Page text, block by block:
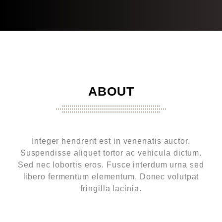
ABOUT
Integer hendrerit est in venenatis auctor.
Suspendisse aliquet tortor ac vehicula dictum.
Sed nec lobortis eros. Fusce interdum urna sed
libero fermentum elementum. Donec volutpat
fringilla lacinia.